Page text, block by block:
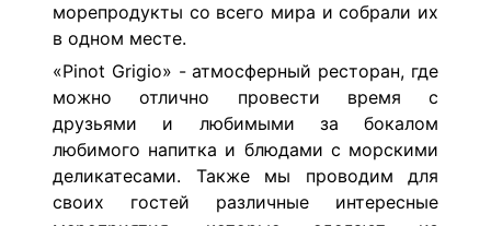
морепродукты со всего мира и собрали их
в одном месте.
«Pinot Grigio» - атмосферный ресторан, где
можно отлично провести время с
друзьями и любимыми за бокалом
любимого напитка и блюдами с морскими
деликатесами. Также мы проводим для
своих гостей различные интересные